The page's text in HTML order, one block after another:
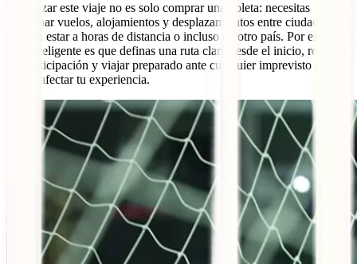
Organizar este viaje no es solo comprar una boleta: necesitas
coordinar vuelos, alojamientos y desplazamientos entre ciudades que
pueden estar a horas de distancia o incluso en otro país. Por eso, lo
más inteligente es que definas una ruta clara desde el inicio, reservar
con anticipación y viajar preparado ante cualquier imprevisto que
pueda afectar tu experiencia.